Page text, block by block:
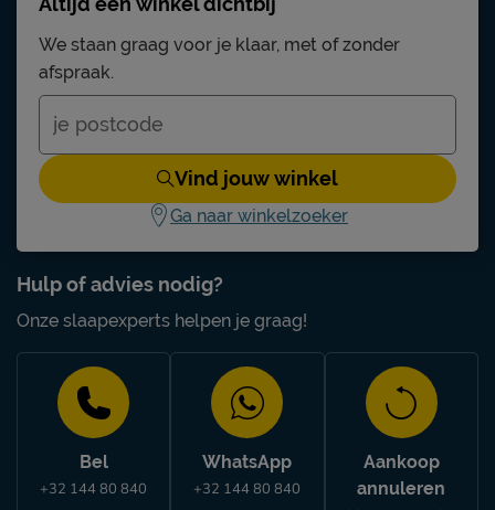
Hulp of advies nodig?
Onze slaapexperts helpen je graag!
Bel
+32 144 80 840
WhatsApp
+32 144 80 840
Aankoop
annuleren
We staan graag voor je klaar, met of zonder
afspraak.
Vind jouw winkel
Ga naar winkelzoeker